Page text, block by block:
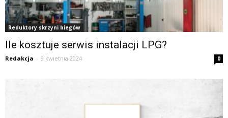
Reduktory skrzyni biegów
Ile kosztuje serwis instalacji LPG?
Redakcja - 9 kwietnia 2024 0